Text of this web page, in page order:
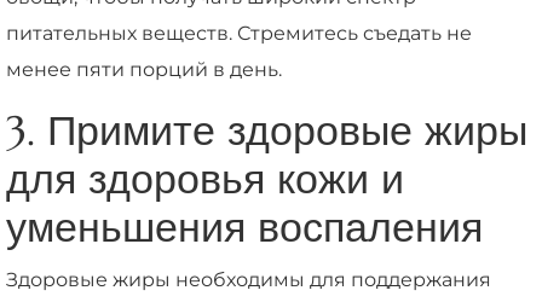
питательных веществ. Стремитесь съедать не
менее пяти порций в день.
3. Примите здоровые жиры
для здоровья кожи и
уменьшения воспаления
Здоровые жиры необходимы для поддержания